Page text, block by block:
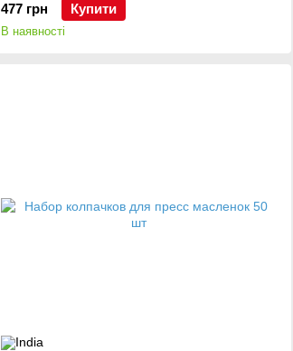
477 грн
Купити
В наявності